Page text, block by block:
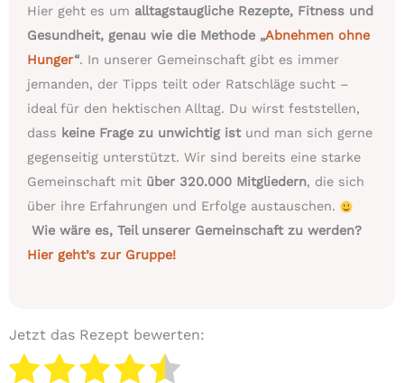
Hier geht es um alltagstaugliche Rezepte, Fitness und
Gesundheit, genau wie die Methode „Abnehmen ohne
Hunger“. In unserer Gemeinschaft gibt es immer
jemanden, der Tipps teilt oder Ratschläge sucht –
ideal für den hektischen Alltag. Du wirst feststellen,
dass keine Frage zu unwichtig istund man sich gerne
gegenseitig unterstützt. Wir sind bereits eine starke
Gemeinschaft mit über 320.000 Mitgliedern, die sich
über ihre Erfahrungen und Erfolge austauschen.
Wie wäre es, Teil unserer Gemeinschaft zu werden?
Hier geht’s zur Gruppe!
Jetzt das Rezept bewerten: